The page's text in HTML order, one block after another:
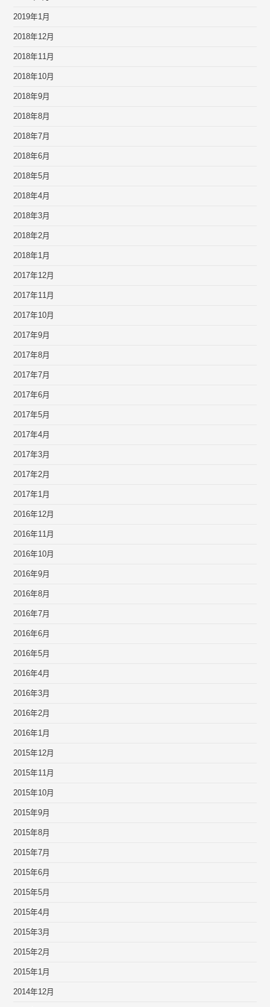
2019年1月
2018年12月
2018年11月
2018年10月
2018年9月
2018年8月
2018年7月
2018年6月
2018年5月
2018年4月
2018年3月
2018年2月
2018年1月
2017年12月
2017年11月
2017年10月
2017年9月
2017年8月
2017年7月
2017年6月
2017年5月
2017年4月
2017年3月
2017年2月
2017年1月
2016年12月
2016年11月
2016年10月
2016年9月
2016年8月
2016年7月
2016年6月
2016年5月
2016年4月
2016年3月
2016年2月
2016年1月
2015年12月
2015年11月
2015年10月
2015年9月
2015年8月
2015年7月
2015年6月
2015年5月
2015年4月
2015年3月
2015年2月
2015年1月
2014年12月